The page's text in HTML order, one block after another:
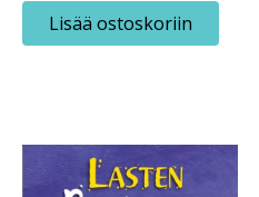
Lisää ostoskoriin